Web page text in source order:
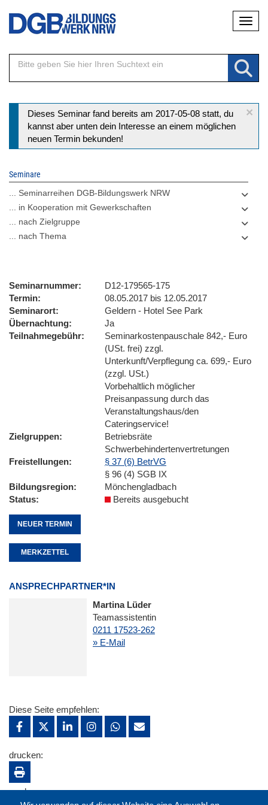
Direkt
Inhalt
×
Statusmeldung
Dieses Seminar fand bereits am 2017-05-08 statt, du
kannst aber unten dein Interesse an einem möglichen
neuen Termin bekunden!
Seminare
... Seminarreihen DGB-Bildungswerk NRW
... in Kooperation mit Gewerkschaften
... nach Zielgruppe
... nach Thema
Seminarnummer
D12-179565-175
Termin
08.05.2017 bis 12.05.2017
Seminarort
Geldern - Hotel See Park
Übernachtung
Ja
Teilnahmegebühr
Seminarkostenpauschale 842,- Euro
(USt. frei) zzgl.
Unterkunft/Verpflegung ca. 699,- Euro
(zzgl. USt.)
Vorbehaltlich möglicher
Preisanpassung durch das
Veranstaltungshaus/den
Cateringservice!
Zielgruppen
Betriebsräte
Schwerbehindertenvertretungen
Freistellungen
§ 37 (6) BetrVG
§ 96 (4) SGB IX
Bildungsregion
Mönchengladbach
Status
Bereits ausgebucht
NEUER TERMIN
MERKZETTEL
ANSPRECHPARTNER*IN
Martina Lüder
Teamassistentin
0211 17523-262
» E-Mail
Diese Seite empfehlen:
drucken:
merken: